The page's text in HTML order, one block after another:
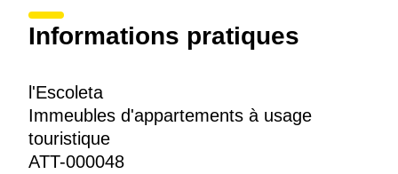
Informations pratiques
l'Escoleta
Immeubles d'appartements à usage
touristique
ATT-000048